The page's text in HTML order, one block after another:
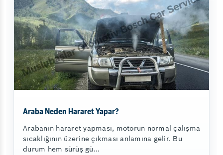
Araba Neden Hararet Yapar?
Arabanın hararet yapması, motorun normal çalışma
sıcaklığının üzerine çıkması anlamına gelir. Bu
durum hem sürüş gü...